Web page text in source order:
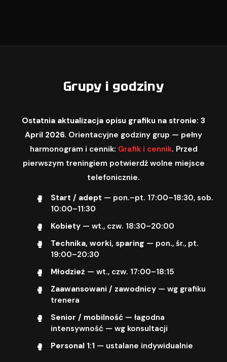
Grupy i godziny
Ostatnia aktualizacja opisu grafiku na stronie: 3
April 2026. Orientacyjne godziny grup — pełny
harmonogram i cennik: Grafik i cennik. Przed
pierwszym treningiem potwierdź wolne miejsce
telefonicznie.
Start / adept — pon.–pt. 17:00–18:30, sob.
10:00–11:30
Kobiety— wt., czw. 18:30–20:00
Technika, worki, sparing — pon., śr., pt.
19:00–20:30
Młodzież — wt., czw. 17:00–18:15
Zaawansowani / zawodnicy— wg grafiku
trenera
Senior / mobilność— łagodna
intensywność — wg konsultacji
Personal 1:1 — ustalane indywidualnie